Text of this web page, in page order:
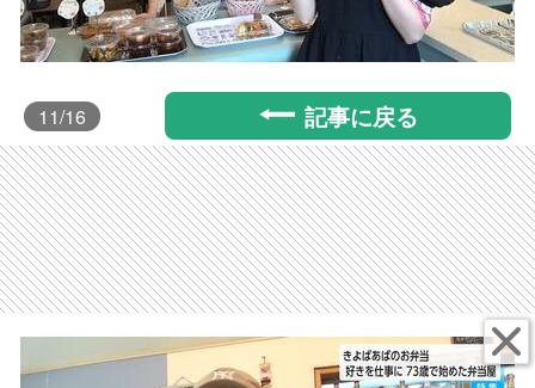
11/16 記事に戻る